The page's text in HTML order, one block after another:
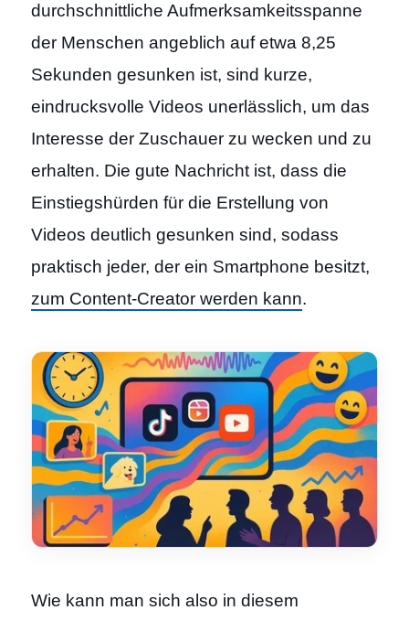
durchschnittliche Aufmerksamkeitsspanne
der Menschen angeblich auf etwa 8,25
Sekunden gesunken ist, sind kurze,
eindrucksvolle Videos unerlässlich, um das
Interesse der Zuschauer zu wecken und zu
erhalten. Die gute Nachricht ist, dass die
Einstiegshürden für die Erstellung von
Videos deutlich gesunken sind, sodass
praktisch jeder, der ein Smartphone besitzt,
zum Content-Creator werden kann.
Wie kann man sich also in diesem